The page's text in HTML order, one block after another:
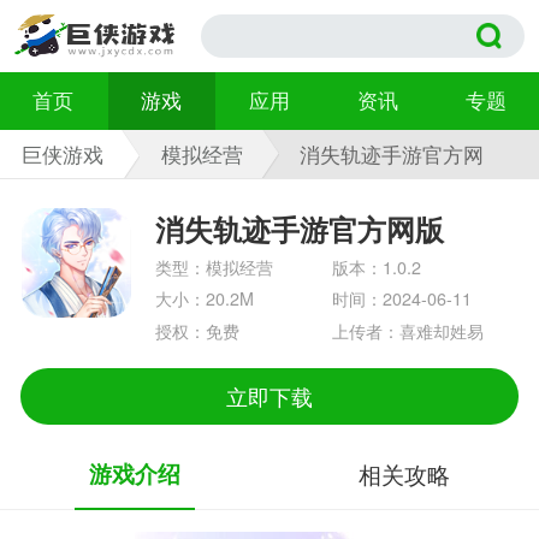
首页 游戏 应用 资讯
专题
巨侠游戏
模拟经营
消失轨迹手游官方网
消失轨迹手游官方网版
类型：模拟经营
版本：1.0.2
大小：20.2M
时间：2024-06-11
授权：免费
上传者：喜难却姓易
立即下载
游戏介绍 相关攻略